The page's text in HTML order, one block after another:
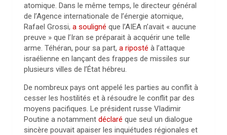
atomique. Dans le même temps, le directeur général
de l’Agence internationale de l’énergie atomique,
Rafael Grossi, a souligné que l’AIEA n’avait « aucune
preuve » que l’Iran se préparait à acquérir une telle
arme. Téhéran, pour sa part, a riposté à l’attaque
israélienne en lançant des frappes de missiles sur
plusieurs villes de l’État hébreu.
De nombreux pays ont appelé les parties au conflit à
cesser les hostilités et à résoudre le conflit par des
moyens pacifiques. Le président russe Vladimir
Poutine a notamment déclaré que seul un dialogue
sincère pouvait apaiser les inquiétudes régionales et